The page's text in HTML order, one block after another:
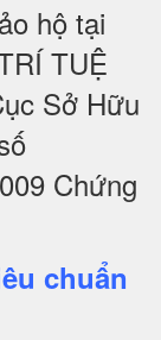
hộ tại
TUỆ
Sở Hữu
Chứng
chuẩn